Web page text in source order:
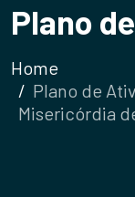
Plano
Home
Plano de
Misericórdia